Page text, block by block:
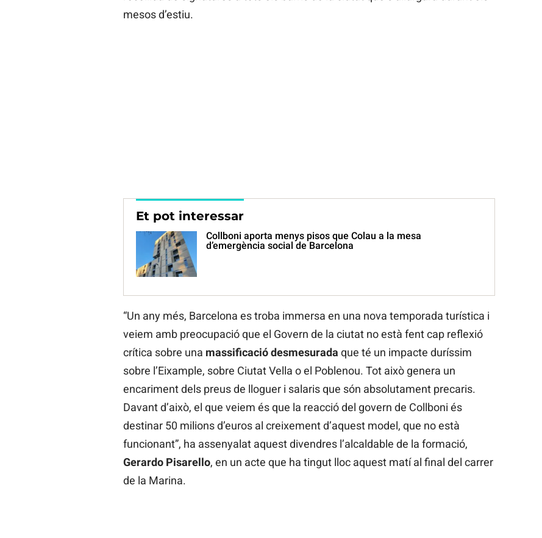
mesos d’estiu.
Et pot interessar
Collboni aporta menys pisos que Colau a la mesa
d’emergència social de Barcelona
“Un any més, Barcelona es troba immersa en una nova temporada turística i
veiem amb preocupació que el Govern de la ciutat no està fent cap reflexió
crítica sobre una massificació desmesurada que té un impacte duríssim
sobre l’Eixample, sobre Ciutat Vella o el Poblenou. Tot això genera un
encariment dels preus de lloguer i salaris que són absolutament precaris.
Davant d’això, el que veiem és que la reacció del govern de Collboni és
destinar 50 milions d’euros al creixement d’aquest model, que no està
funcionant”, ha assenyalat aquest divendres l’alcaldable de la formació,
Gerardo Pisarello, en un acte que ha tingut lloc aquest matí al final del carrer
de la Marina.